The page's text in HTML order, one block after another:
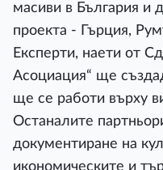
масиви в България и
проекта - Гърция,
Експерти, наети от
Асоциация“ ще
ще се работи върху
Останалите
документиране на
икономическите и